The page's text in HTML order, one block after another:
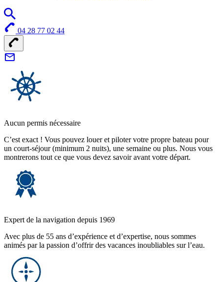
04 28 77 02 44
Aucun permis nécessaire
C’est exact ! Vous pouvez louer et piloter votre propre bateau pour
un court-séjour (minimum 2 nuits), une semaine ou plus. Nous vous
montrerons tout ce que vous devez savoir avant votre départ.
Expert de la navigation depuis 1969
Avec plus de 55 ans d’expérience et d’expertise, nous sommes
animés par la passion d’offrir des vacances inoubliables sur l’eau.